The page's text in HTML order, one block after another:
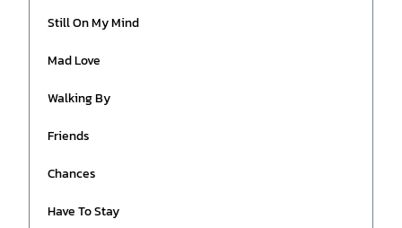
Still On My Mind
Mad Love
Walking By
Friends
Chances
Have To Stay